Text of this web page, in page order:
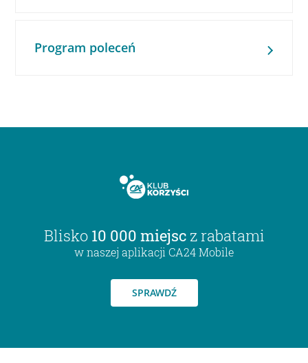
Program poleceń
Blisko 10 000 miejsc z rabatami
w naszej aplikacji CA24 Mobile
SPRAWDŹ